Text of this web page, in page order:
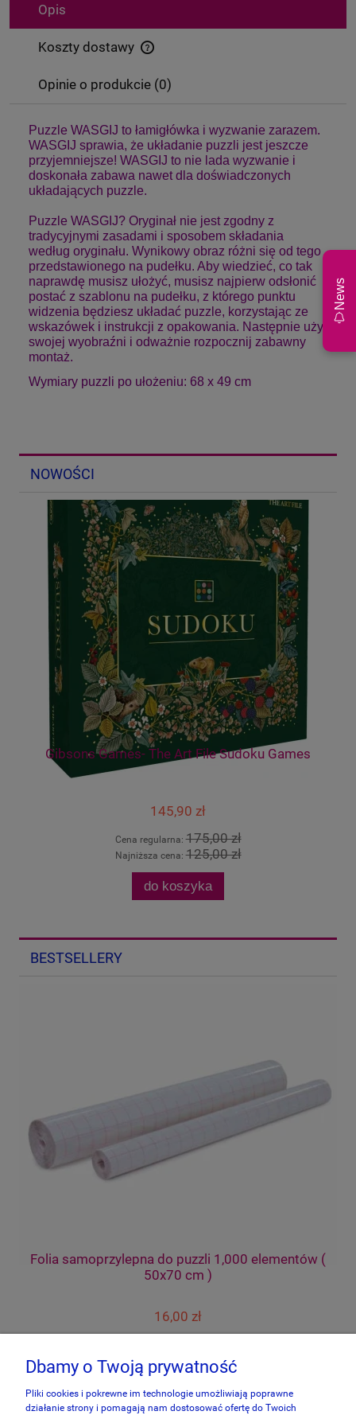
Opis
Koszty dostawy
Cena nie zawiera ewentualnych kosztów płatności
Opinie o produkcie (0)
Puzzle WASGIJ to łamigłówka i wyzwanie zarazem.
WASGIJ sprawia, że układanie puzzli jest jeszcze
przyjemniejsze! WASGIJ to nie lada wyzwanie i
doskonała zabawa nawet dla doświadczonych
układających puzzle.
Puzzle WASGIJ? Oryginał nie jest zgodny z
tradycyjnymi zasadami i sposobem składania
według oryginału. Wynikowy obraz różni się od tego
przedstawionego na pudełku. Aby wiedzieć, co tak
naprawdę musisz ułożyć, musisz najpierw odsłonić
postać z szablonu na pudełku, z którego punktu
widzenia będziesz układać puzzle, korzystając ze
wskazówek i instrukcji z opakowania. Następnie użyj
swojej wyobraźni i odważnie rozpocznij zabawny
montaż.
Wymiary puzzli po ułożeniu: 68 x 49 cm
NOWOŚCI
Gibsons Games- The Art File Sudoku Games
145,90 zł
Cena regularna:175,00 zł
Najniższa cena:125,00 zł
do koszyka
BESTSELLERY
Folia samoprzylepna do puzzli 1,000 elementów (
50x70 cm )
16,00 zł
Dbamy o Twoją prywatność
Pliki cookies i pokrewne im technologie umożliwiają poprawne
działanie strony i pomagają nam dostosować ofertę do Twoich
News